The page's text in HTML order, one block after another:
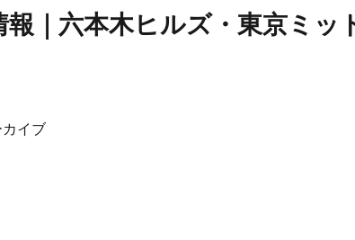
｜六本木ヒルズ・東京ミッ
イブ